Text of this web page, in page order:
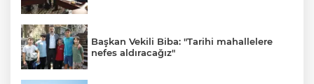
Başkan Vekili Biba: "Tarihi mahallelere
nefes aldıracağız"